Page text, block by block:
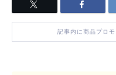
記事内に商品プロ